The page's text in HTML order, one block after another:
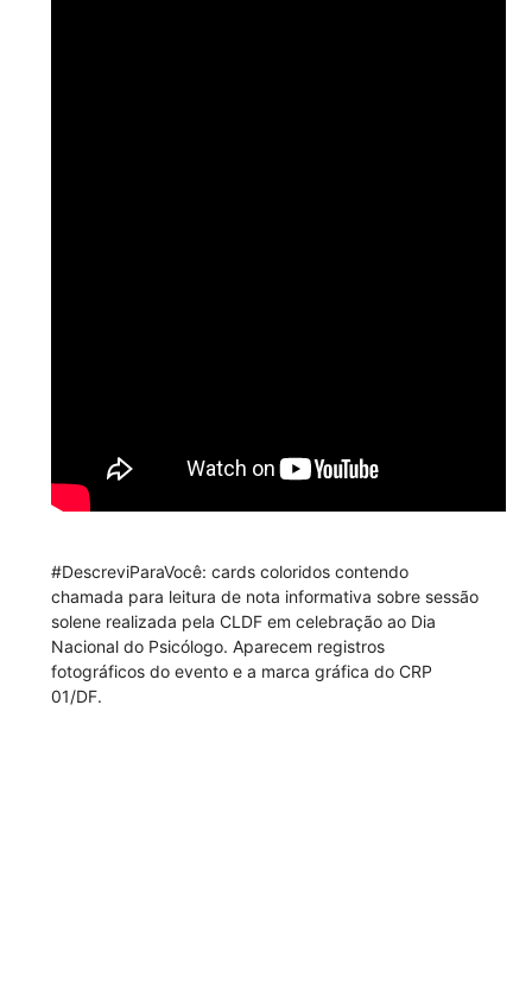
#DescreviParaVocê: cards coloridos contendo
chamada para leitura de nota informativa sobre sessão
solene realizada pela CLDF em celebração ao Dia
Nacional do Psicólogo. Aparecem registros
fotográficos do evento e a marca gráfica do CRP
01/DF.